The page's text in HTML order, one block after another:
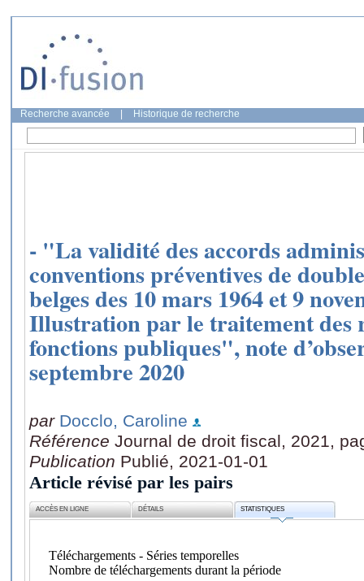
Recherche avancée Historique de recherche
- "La validité des accords
conventions préventives de
belges des 10 mars 1964 et 9
Illustration par le traitement des
fonctions publiques", note
septembre 2020
par Docclo, Caroline
Référence Journal de droit fiscal, 2021,
Publication Publié, 2021-01-01
Article révisé par les pairs
ACCÈS EN LIGNE DÉTAILS STATISTIQUES